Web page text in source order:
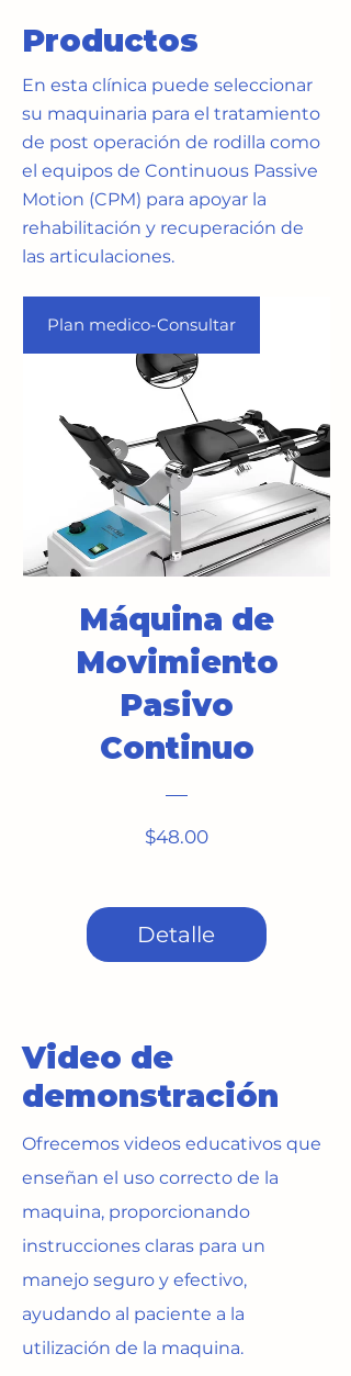
Productos
En esta clínica puede seleccionar
su maquinaria para el tratamiento
de post operación de rodilla como
el equipos de Continuous Passive
Motion (CPM) para apoyar la
rehabilitación y recuperación de
las articulaciones.
Plan medico-Consultar
Máquina de
Movimiento
Pasivo
Continuo
$48.00Price
Detalle
Video de
demonstración
Ofrecemos videos educativos que
enseñan el uso correcto de la
maquina, proporcionando
instrucciones claras para un
manejo seguro y efectivo,
ayudando al paciente a la
utilización de la maquina.